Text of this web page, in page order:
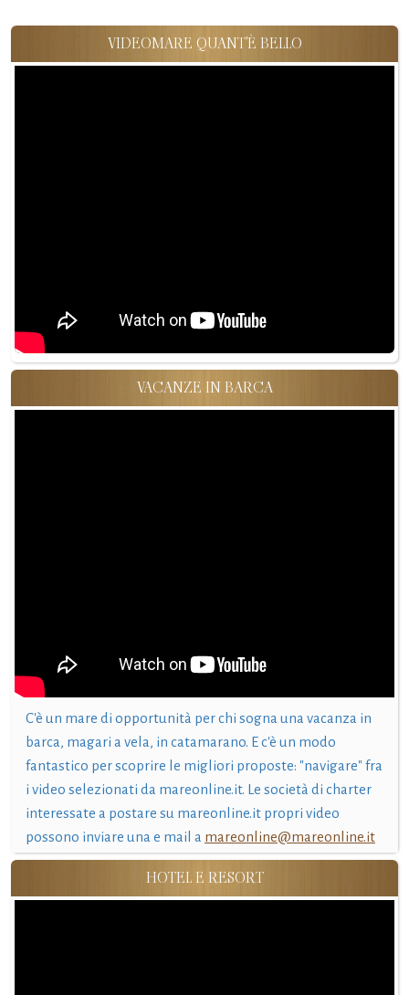
VIDEOMARE QUANT'È BELLO
VACANZE IN BARCA
C'è un mare di opportunità per chi sogna una vacanza in
barca, magari a vela, in catamarano. E c'è un modo
fantastico per scoprire le migliori proposte: "navigare" fra
i video selezionati da mareonline.it. Le società di charter
interessate a postare su mareonline.it propri video
possono inviare una e mail a mareonline@mareonline.it
HOTEL E RESORT